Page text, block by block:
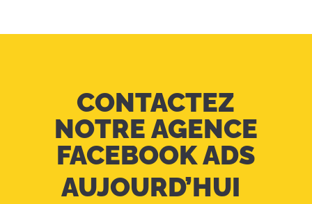
CONTACTEZ
NOTRE AGENCE
FACEBOOK ADS
AUJOURD’HUI